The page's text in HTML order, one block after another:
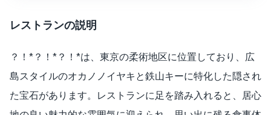
レストランの説明
？！*？！*？！*は、東京の柔術地区に位置しており、広
島スタイルのオカノノイヤキと鉄山キーに特化した隠され
た宝石があります。レストランに足を踏み入れると、居心